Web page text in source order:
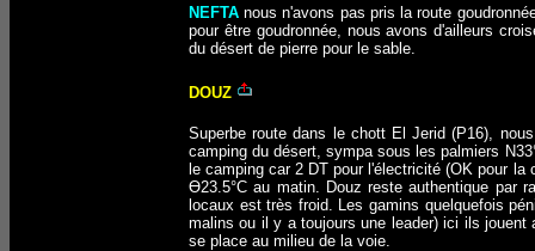
NEFTA nous n'avons pas pris la route
pour être goudronnée, nous avons d'ailleurs
du désert de pierre pour le sable.
DOUZ
Superbe route dans le chott El Jerid (P16),
camping du désert, sympa sous les palmiers
le camping car 2 DT pour l'électricité (OK pour
Ө23.5°C au matin. Douz reste authentique par
locaux est très froid. Les gamins quelquefois
malins ou il y a toujours une leader) ici ils
se place au milieu de la voie.